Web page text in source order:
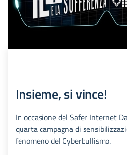
Insieme, si vince!
In occasione del Safer Internet
quarta campagna di
fenomeno del Cyberbullismo.